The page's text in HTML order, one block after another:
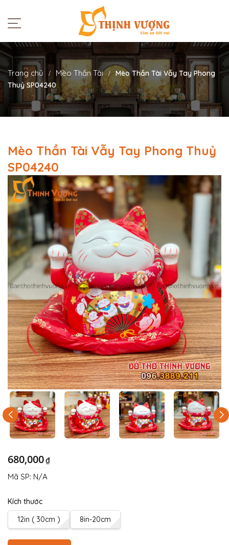
Trang chủ Mèo Thần Tài
Mèo Thần Tài Vẫy Tay Phong
Thuỷ SP04240
Mèo Thần Tài Vẫy Tay Phong Thuỷ
SP04240
680,000₫
Kích thước
12in ( 30cm )
8in-20cm
Mã SP: N/A